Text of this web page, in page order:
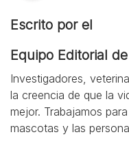
Escrito por el
Equipo Editorial
Investigadores,
la creencia de que la
mejor. Trabajamos
mascotas y las